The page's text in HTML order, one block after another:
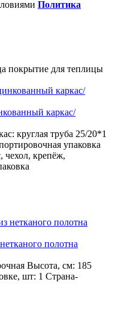
Политика
покрытие для теплицы
каркас/
круглая труба 25/20*1
упаковка
чехол, крепёж,
полотна
Высота, см: 185
шт: 1 Страна-